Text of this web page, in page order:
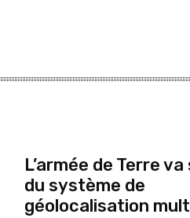
L’armée de Terre
du système de
géolocalisation